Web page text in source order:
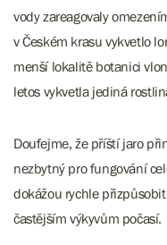
vody zareagovaly
v Českém krasu vykvetlo
menší lokalitě botanici
letos vykvetla jediná
Doufejme, že příští jaro
nezbytný pro fungování
dokážou rychle
častějším výkyvům počasí.